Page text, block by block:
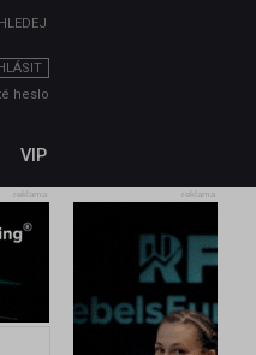
HLEDEJ
heslo
VIP
reklama
reklama